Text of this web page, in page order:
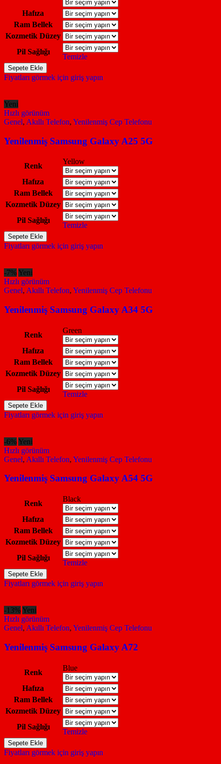
Hafıza
Ram Bellek
Kozmetik Düzey
Pil Sağlığı
Temizle
Yenilenmiş
Samsung
Galaxy
adet
Sepete Ekle
Fiyatları görmek için giriş yapın
Yeni
Hızlı görünüm
Genel, Akıllı Telefon, Yenilenmiş Cep Telefonu
Yenilenmiş Samsung Galaxy A25 5G
Renk
Yellow
Hafıza
Ram Bellek
Kozmetik Düzey
Pil Sağlığı
Temizle
Yenilenmiş
Samsung
Galaxy
5G
adet
Sepete Ekle
Fiyatları görmek için giriş yapın
-7% Yeni
Hızlı görünüm
Genel, Akıllı Telefon, Yenilenmiş Cep Telefonu
Yenilenmiş Samsung Galaxy A34 5G
Renk
Green
Hafıza
Ram Bellek
Kozmetik Düzey
Pil Sağlığı
Temizle
Yenilenmiş
Samsung
Galaxy
5G
adet
Sepete Ekle
Fiyatları görmek için giriş yapın
-6% Yeni
Hızlı görünüm
Genel, Akıllı Telefon, Yenilenmiş Cep Telefonu
Yenilenmiş Samsung Galaxy A54 5G
Renk
Black
Hafıza
Ram Bellek
Kozmetik Düzey
Pil Sağlığı
Temizle
Yenilenmiş
Samsung
Galaxy
5G
adet
Sepete Ekle
Fiyatları görmek için giriş yapın
-13% Yeni
Hızlı görünüm
Genel, Akıllı Telefon, Yenilenmiş Cep Telefonu
Yenilenmiş Samsung Galaxy A72
Renk
Blue
Hafıza
Ram Bellek
Kozmetik Düzey
Pil Sağlığı
Temizle
Yenilenmiş
Samsung
Galaxy
Sepete Ekle
Fiyatları görmek için giriş yapın